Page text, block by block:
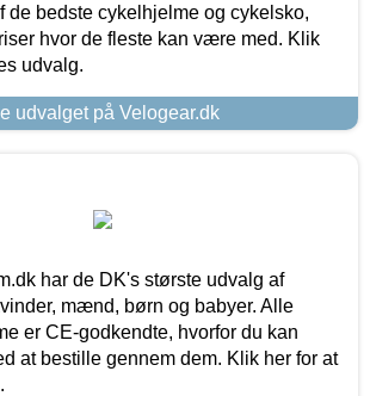
de bedste cykelhjelme og cykelsko,
hvor de fleste kan være med. Klik
udvalg.
udvalget på Velogear.dk
har de DK's største udvalg af
mænd, børn og babyer. Alle
er CE-godkendte, hvorfor du kan
at bestille gennem dem. Klik her for at